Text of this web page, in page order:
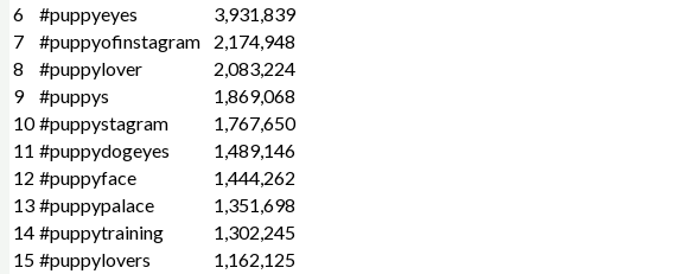
6
#puppyeyes
3,931,839
7
#puppyofinstagram
2,174,948
8
#puppylover
2,083,224
9
#puppys
1,869,068
10 #puppystagram
1,767,650
11 #puppydogeyes
1,489,146
12 #puppyface
1,444,262
13 #puppypalace
1,351,698
14 #puppytraining
1,302,245
15 #puppylovers
1,162,125